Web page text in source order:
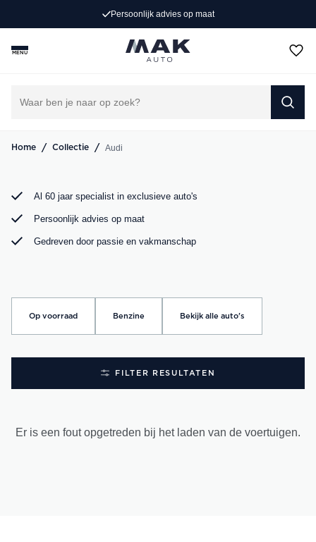
4.8/ 5(406)
MENU
Home / Collectie / Audi
Op zoek naar een exclusieve Audi occasion? Bij MAK
Auto vind je een zorgvuldig geselecteerd aanbod, van de
sportieve Audi A3 tot de krachtige Audi RS6. Bekijk ons
Al 60 jaar specialist in exclusieve auto's
Persoonlijk advies op maat
Gedreven door passie en vakmanschap
Op voorraad Benzine Bekijk alle auto's
FILTER RESULTATEN
Er is een fout opgetreden bij het laden van de voertuigen.